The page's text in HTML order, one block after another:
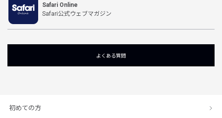
Safari Online
Safari公式ウェブマガジン
よくある質問
初めての方